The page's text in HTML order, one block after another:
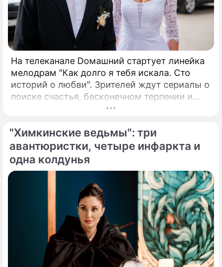
На телеканале Dомашний стартует линейка
мелодрам "Как долго я тебя искала. Сто
историй о любви". Зрителей ждут сериалы о
поиске счастья, бесконечном терпении и
обволакивающей, словно теплый плед,
"Ведьмина любовь", в котором снялись
Елена Коренева, Наталия Аринбасарова,
Татьяна Лютаева, Анна Ардова, а также
историческая мелодрама "Берега любви" о
юной Насте Пахомовой, вернувшейся в
родное село после учебы.
"Химкинские ведьмы": три
авантюристки, четыре инфаркта и
одна колдунья